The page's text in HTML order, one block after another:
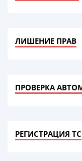
ЛИШЕНИЕ ПРАВ
ПРОВЕРКА
РЕГИСТРАЦИЯ ТС